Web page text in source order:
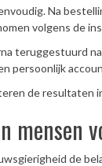
Na
volgens de
teruggestuurd
persoonlijk
de resultaten
mensen
de